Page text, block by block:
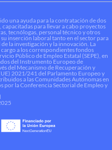
una ayuda para la contratación de dos
para llevar a cabo proyectos
tecnólogas, personal técnico y otros
inserción laboral tanto en el sector para
la investigación y la innovación. La
cargo a los correspondientes fondos
Público de Empleo Estatal (SEPE), en
del Instrumento Europeo de
del Mecanismo de Recuperación y
2021/241 del Parlamento Europeo y
a las Comunidades Autónomas en
la Conferencia Sectorial de Empleo y